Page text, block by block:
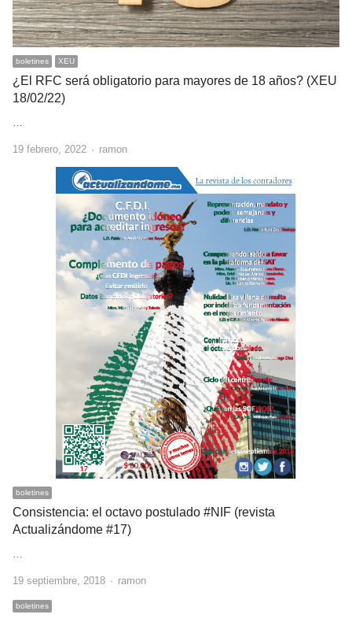
boletines XEU
¿El RFC será obligatorio para mayores de 18 años? (XEU
18/02/22)
…
19 febrero, 2022 Author
ramon
boletines
Consistencia: el octavo postulado #NIF (revista
Actualizándome #17)
…
19 septiembre, 2018 Author
ramon
boletines